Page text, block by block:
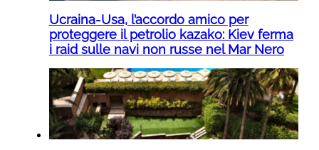
Ucraina-Usa, l’accordo amico per
proteggere il petrolio kazako: Kiev ferma
i raid sulle navi non russe nel Mar Nero